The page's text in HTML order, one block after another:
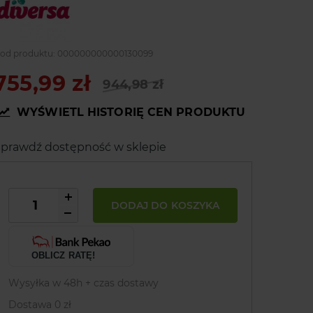
produktu: 000000000000130099
zł 944,98 zł
WYŚWIETL HISTORIĘ CEN PRODUKTU
dostępność w sklepie
DODAJ DO KOSZYKA
OBLICZ RATĘ!
Wysyłka w 48h + czas dostawy
Dostawa 0 zł